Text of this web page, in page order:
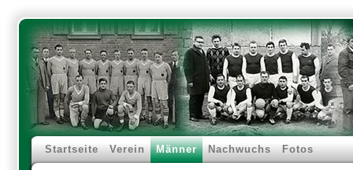
Startseite Verein Männer Nachwuchs Fotos